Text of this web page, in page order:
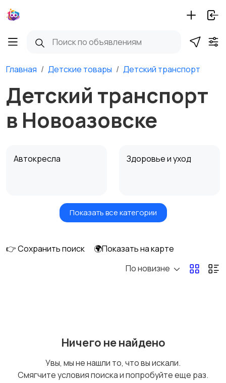
Главная Детские товары Детский транспорт
Детский транспорт
в Новоазовске
Автокресла Здоровье и уход
Игрушки и игры Детские коляски
Купание
Показать все категории
👉 Сохранить поиск
🌍Показать на карте
По новизне
Ничего не найдено
Увы, мы не нашли то, что вы искали.
Смягчите условия поиска и попробуйте еще раз.